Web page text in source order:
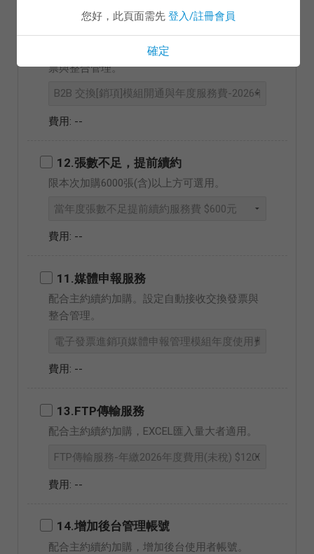
您好，此頁面需先 登入/註冊會員
確定
配合主約續約選購。依模組設定進銷項交換發
票與整合管理。
--
12.張數不足，提前續約
限本次加購6000張(含)以上方可選用。
--
11.媒體申報服務
配合主約續約加購。設定自動接收交換發票與
整合管理。
--
13.FTP傳輸服務
配合主約續約加購，EXCEL匯入量大者適用。
--
14.增加後台管理帳號
配合主約續約加購，增加後台使用者帳號。